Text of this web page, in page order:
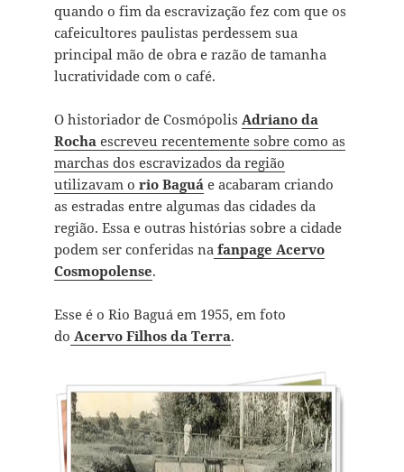
quando o fim da escravização fez com que os
cafeicultores paulistas perdessem sua
principal mão de obra e razão de tamanha
lucratividade com o café.
O historiador de Cosmópolis Adriano da
Rochaescreveu recentemente sobre como as
marchas dos escravizados da região
utilizavam o rio Baguá e acabaram criando
as estradas entre algumas das cidades da
região. Essa e outras histórias sobre a cidade
podem ser conferidas nafanpage Acervo
Cosmopolense.
Esse é o Rio Baguá em 1955, em foto
do Acervo Filhos da Terra.